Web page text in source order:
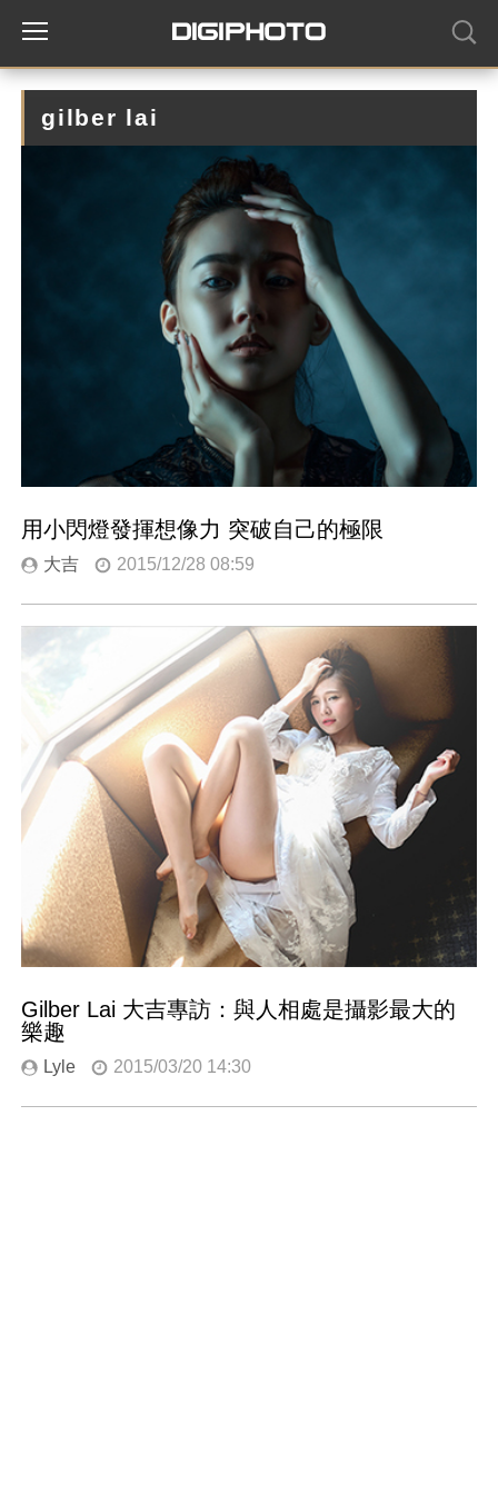
gilber lai
用小閃燈發揮想像力 突破自己的極限
大吉 2015/12/28 08:59
Gilber Lai 大吉專訪：與人相處是攝影最大的
樂趣
Lyle 2015/03/20 14:30